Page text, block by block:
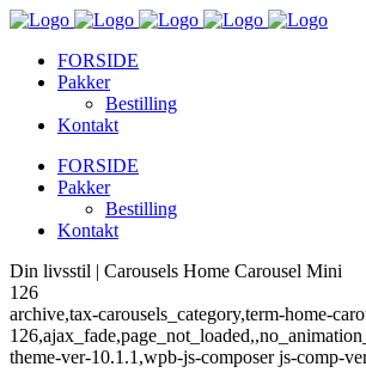
FORSIDE
Pakker
Bestilling
Kontakt
FORSIDE
Pakker
Bestilling
Kontakt
Din livsstil | Carousels Home Carousel Mini
126
archive,tax-carousels_category,term-home-
theme-ver-10.1.1,wpb-js-composer js-comp-